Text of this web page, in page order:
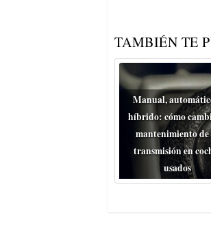
TAMBIÉN TE
Manual,
híbrido: cómo
mantenimiento
transmisión en
usados